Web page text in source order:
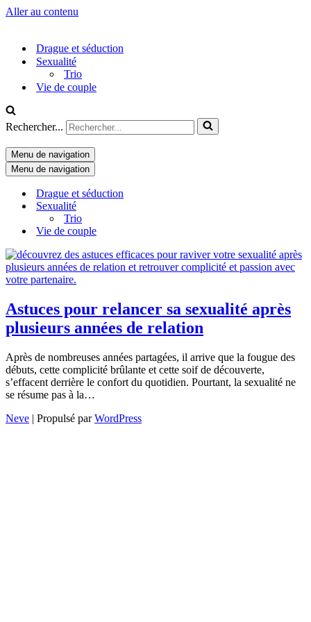
Aller au contenu
Drague et séduction
Sexualité
Trio
Vie de couple
Rechercher...
Menu de navigation
Menu de navigation
Drague et séduction
Sexualité
Trio
Vie de couple
Astuces pour relancer sa sexualité après
plusieurs années de relation
Après de nombreuses années partagées, il arrive que la fougue des
débuts, cette complicité brûlante et cette soif de découverte,
s’effacent derrière le confort du quotidien. Pourtant, la sexualité ne
se résume pas à la…
Neve | Propulsé parWordPress